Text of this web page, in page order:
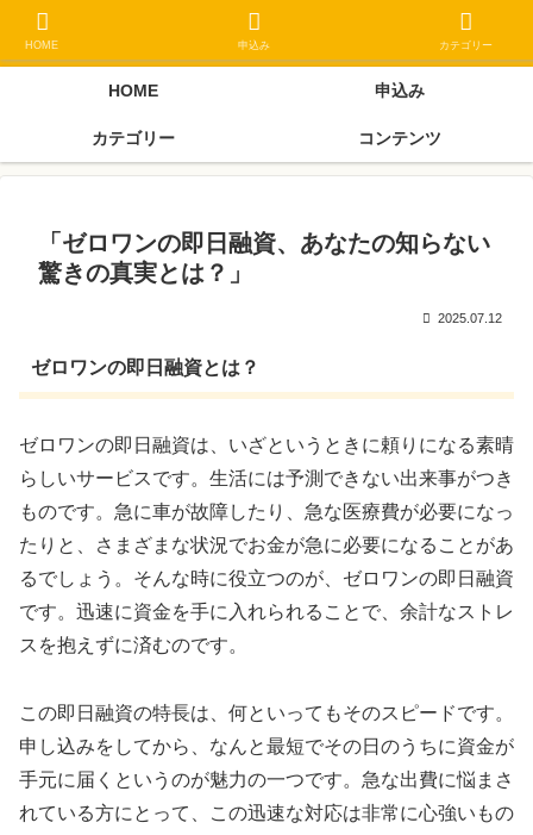
金クローネにご相談ください
HOME 申込み
カテゴリー コンテンツ
「ゼロワンの即日融資、あなたの知らない
驚きの真実とは？」
2025.07.12
ゼロワンの即日融資とは？
ゼロワンの即日融資は、いざというときに頼りになる素晴
らしいサービスです。生活には予測できない出来事がつき
ものです。急に車が故障したり、急な医療費が必要になっ
たりと、さまざまな状況でお金が急に必要になることがあ
るでしょう。そんな時に役立つのが、ゼロワンの即日融資
です。迅速に資金を手に入れられることで、余計なストレ
スを抱えずに済むのです。
この即日融資の特長は、何といってもそのスピードです。
申し込みをしてから、なんと最短でその日のうちに資金が
手元に届くというのが魅力の一つです。急な出費に悩まさ
れている方にとって、この迅速な対応は非常に心強いもの
HOME 申込み カテゴリー